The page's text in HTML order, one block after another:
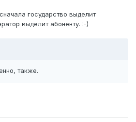
государство выделит
выделит абоненту. :-)
также.